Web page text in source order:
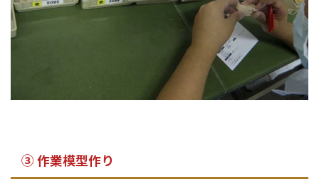
③ 作業模型作り